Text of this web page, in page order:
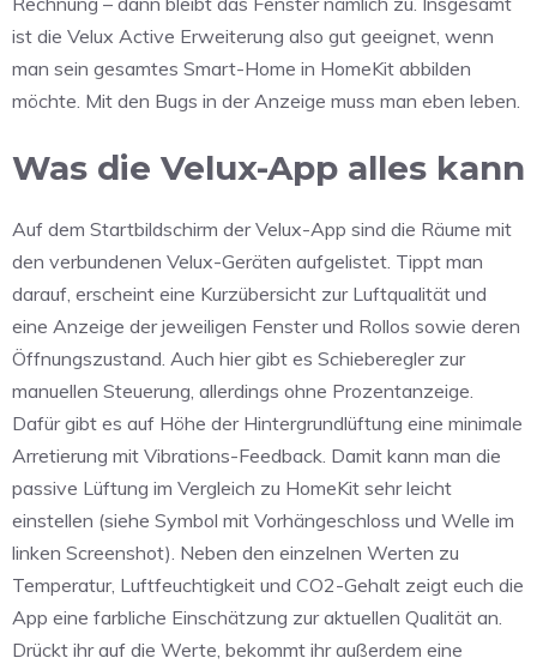
ist die Velux Active Erweiterung also gut geeignet, wenn
man sein gesamtes Smart-Home in HomeKit abbilden
möchte. Mit den Bugs in der Anzeige muss man eben leben.
Was die Velux-App alles kann
Auf dem Startbildschirm der Velux-App sind die Räume mit
den verbundenen Velux-Geräten aufgelistet. Tippt man
darauf, erscheint eine Kurzübersicht zur Luftqualität und
eine Anzeige der jeweiligen Fenster und Rollos sowie deren
Öffnungszustand. Auch hier gibt es Schieberegler zur
manuellen Steuerung, allerdings ohne Prozentanzeige.
Dafür gibt es auf Höhe der Hintergrundlüftung eine minimale
Arretierung mit Vibrations-Feedback. Damit kann man die
passive Lüftung im Vergleich zu HomeKit sehr leicht
einstellen (siehe Symbol mit Vorhängeschloss und Welle im
linken Screenshot). Neben den einzelnen Werten zu
Temperatur, Luftfeuchtigkeit und CO2-Gehalt zeigt euch die
App eine farbliche Einschätzung zur aktuellen Qualität an.
Drückt ihr auf die Werte, bekommt ihr außerdem eine